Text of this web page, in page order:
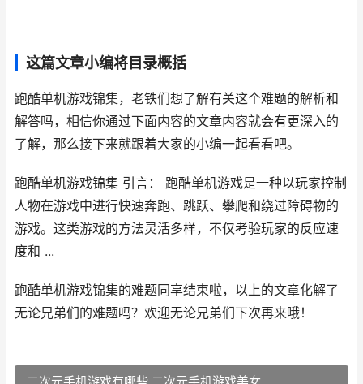
这篇文章小编将目录概括
跑酷单机游戏锦集，老铁们想了解有关这个难题的解析和
解答吗，相信你通过下面内容的文章内容就会有更深入的
了解，那么接下来就跟着大家的小编一起看看吧。
跑酷单机游戏锦集 引言： 跑酷单机游戏是一种以玩家控制
人物在游戏中进行快速奔跑、跳跃、攀爬和绕过障碍物的
游戏。这类游戏的方法灵活多样，不仅考验玩家的反应速
度和 ...
跑酷单机游戏锦集的难题同享结束啦，以上的文章化解了
无论兄弟们的难题吗？欢迎无论兄弟们下次再来哦！